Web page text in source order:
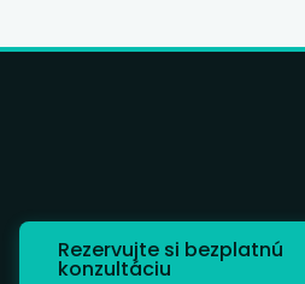
Rezervujte si bezplatnú
konzultáciu